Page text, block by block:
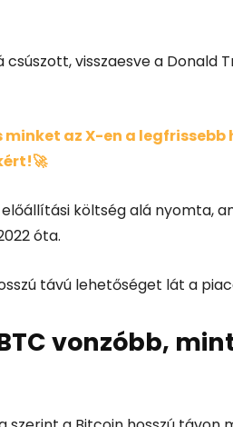
visszaesve a Donald
az X-en a legfrissebb
költség alá nyomta,
óta.
távú lehetőséget lát a
vonzóbb,